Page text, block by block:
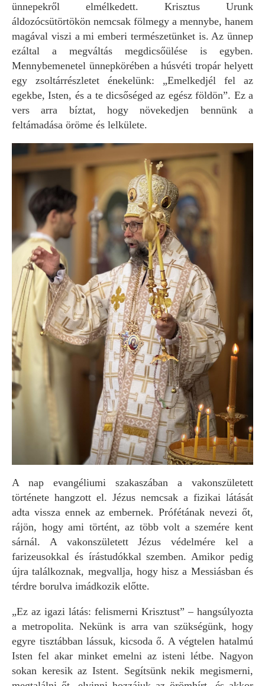
ünnepekről elmélkedett. Krisztus Urunk
áldozócsütörtökön nemcsak fölmegy a mennybe, hanem
magával viszi a mi emberi természetünket is. Az ünnep
ezáltal a megváltás megdicsőülése is egyben.
Mennybemenetel ünnepkörében a húsvéti tropár helyett
egy zsoltárrészletet énekelünk: „Emelkedjél fel az
egekbe, Isten, és a te dicsőséged az egész földön”. Ez a
vers arra bíztat, hogy növekedjen bennünk a
feltámadása öröme és lelkülete.
A nap evangéliumi szakaszában a vakonszületett
története hangzott el. Jézus nemcsak a fizikai látását
adta vissza ennek az embernek. Prófétának nevezi őt,
rájön, hogy ami történt, az több volt a szemére kent
sárnál. A vakonszületett Jézus védelmére kel a
farizeusokkal és írástudókkal szemben. Amikor pedig
újra találkoznak, megvallja, hogy hisz a Messiásban és
térdre borulva imádkozik előtte.
„Ez az igazi látás: felismerni Krisztust” – hangsúlyozta
a metropolita. Nekünk is arra van szükségünk, hogy
egyre tisztábban lássuk, kicsoda ő. A végtelen hatalmú
Isten fel akar minket emelni az isteni létbe. Nagyon
sokan keresik az Istent. Segítsünk nekik megismerni,